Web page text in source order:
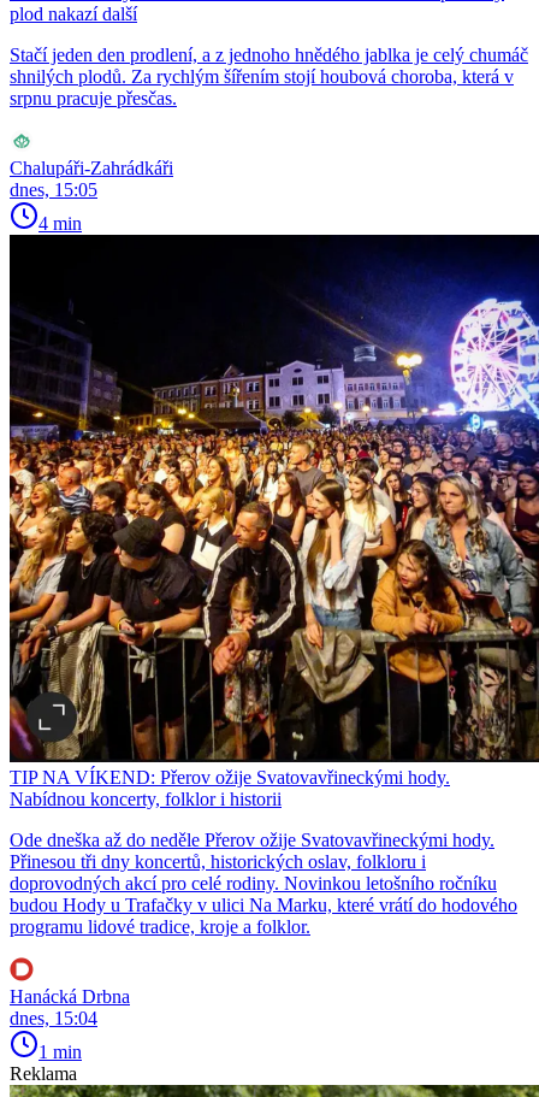
plod nakazí další
Stačí jeden den prodlení, a z jednoho hnědého jablka je celý chumáč
shnilých plodů. Za rychlým šířením stojí houbová choroba, která v
srpnu pracuje přesčas.
Chalupáři-Zahrádkáři
dnes, 15:05
4 min
TIP NA VÍKEND: Přerov ožije Svatovavřineckými hody.
Nabídnou koncerty, folklor i historii
Ode dneška až do neděle Přerov ožije Svatovavřineckými hody.
Přinesou tři dny koncertů, historických oslav, folkloru i
doprovodných akcí pro celé rodiny. Novinkou letošního ročníku
budou Hody u Trafačky v ulici Na Marku, které vrátí do hodového
programu lidové tradice, kroje a folklor.
Hanácká Drbna
dnes, 15:04
1 min
Reklama